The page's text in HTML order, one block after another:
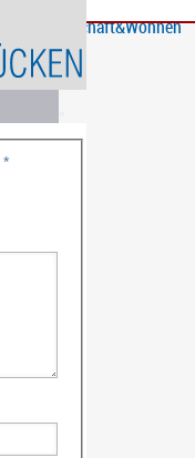
Wirtschaft&Wohnen
*